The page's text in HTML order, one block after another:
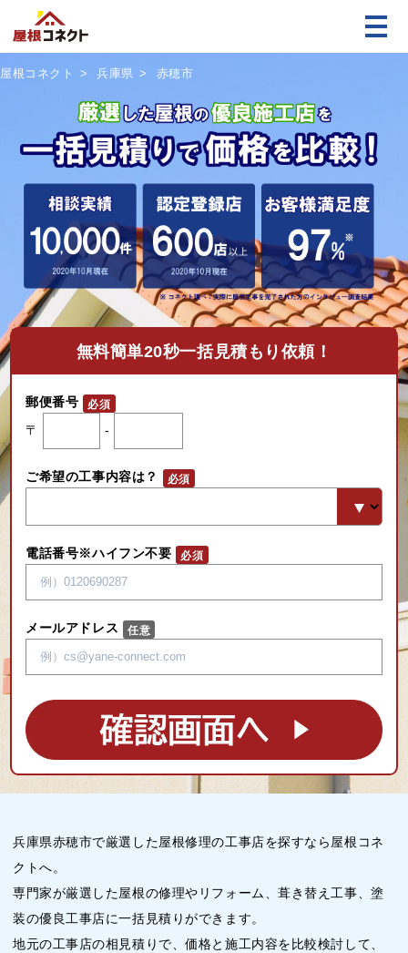
屋根コネクト 兵庫県 赤穂市
無料簡単20秒一括見積もり依頼！
郵便番号
〒
-
ご希望の工事内容は？
電話番号※ハイフン不要
メールアドレス
兵庫県赤穂市で厳選した屋根修理の工事店を探すなら屋根コネ
クトへ。
専門家が厳選した屋根の修理やリフォーム、葺き替え工事、塗
装の優良工事店に一括見積りができます。
地元の工事店の相見積りで、価格と施工内容を比較検討して、